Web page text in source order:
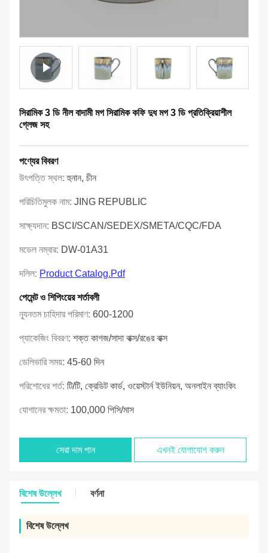
সিরামিক 3 ডি নীল বাদামী মগ সিরামিক কফি দুধ মগ 3 ডি প্রতিক্রিয়াশীল
গ্লেজ সহ
পণ্যের বিবরণ
উৎপত্তি স্থল:হুনান, চীন
পরিচিতিমুলক নাম: JING REPUBLIC
সাক্ষ্যদান: BSCI/SCAN/SEDEX/SMETA/CQC/FDA
মডেল নম্বার: DW-01A31
দলিল: Product Catalog.pdf
পেমেন্ট ও শিপিংয়ের শর্তাবলী
ন্যূনতম চাহিদার পরিমাণ: 600-1200
প্যাকেজিং বিবরণ: শক্ত কাগজ/সাদা বাক্স/রঙের বাক্স
ডেলিভারি সময়: 45-60 দিন
পরিশোধের শর্ত: টি/টি, ক্রেডিট কার্ড, ওয়েস্টার্ন ইউনিয়ন, অনলাইন ব্যাংকিং
যোগানের ক্ষমতা: 100,000 পিসি/মাস
সেরা দাম পান এখনই যোগাযোগ করুন
বিশেষ উল্লেখ বর্ণনা
বিশেষ উল্লেখ